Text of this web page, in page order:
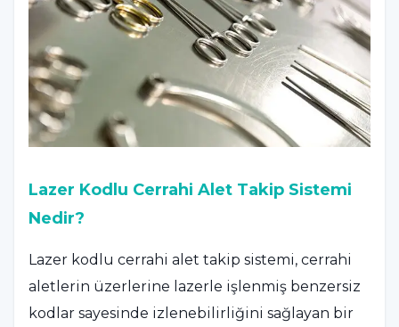
Lazer Kodlu Cerrahi Alet Takip Sistemi
Nedir?
Lazer kodlu cerrahi alet takip sistemi, cerrahi
aletlerin üzerlerine lazerle işlenmiş benzersiz
kodlar sayesinde izlenebilirliğini sağlayan bir